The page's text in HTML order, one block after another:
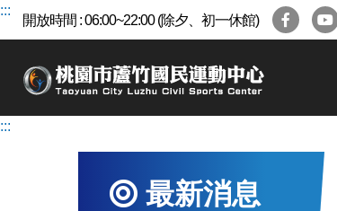
跳
區
:::
開放時間 : 06:00~22:00 (除夕、初一休館)
:::
最新消息